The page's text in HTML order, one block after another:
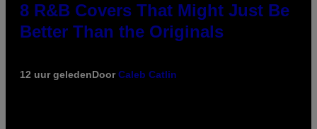
8 R&B Covers That Might Just Be
Better Than the Originals
12 uur geledenDoorCaleb Catlin